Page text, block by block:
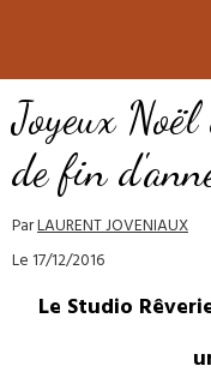
Joyeux
de fin
ParLAURENT JOVENIAUX
Le 17/12/2016
Le Studio